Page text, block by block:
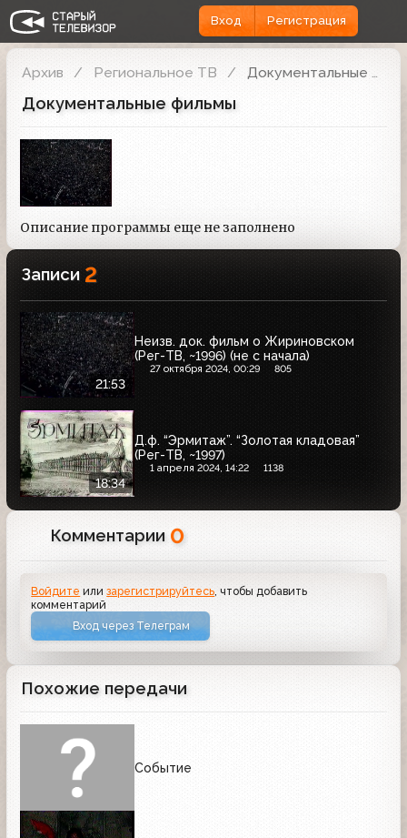
Вход Регистрация
Архив Региональное ТВ Документальные фильмы
Документальные фильмы
Описание программы еще не заполнено
Записи 2
21:53
Неизв. док. фильм о Жириновском
(Рег-ТВ, ~1996) (не с начала)
27 октября 2024, 00:29 805
18:34
Д.ф. “Эрмитаж”. “Золотая кладовая”
(Рег-ТВ, ~1997)
1 апреля 2024, 14:22 1138
Комментарии 0
Войдите илизарегистрируйтесь , чтобы добавить
комментарий
Вход через Телеграм
Похожие передачи
Событие